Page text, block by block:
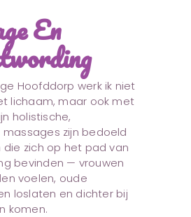
En
Hoofddorp werk ik niet
lichaam, maar ook met
holistische,
zijn bedoeld
die zich op het pad van
bevinden — vrouwen
voelen, oude
loslaten en dichter bij
komen.